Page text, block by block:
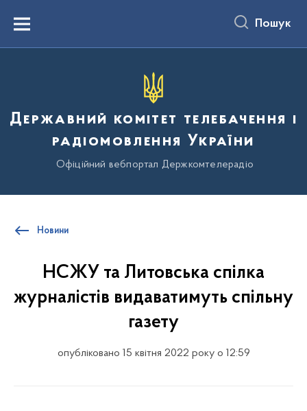
вмістуMenu Пошук
Державний комітет телебачення і
радіомовлення України
Офіційний вебпортал Держкомтелерадіо
Новини
НСЖУ та Литовська спілка
журналістів видаватимуть спільну
газету
опубліковано 15 квітня 2022 року о 12:59